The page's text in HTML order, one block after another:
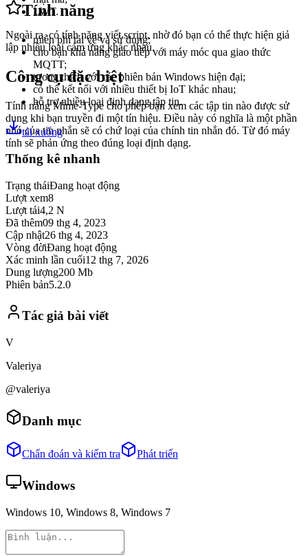
LWT.
Ngoài ra, có tính năng viết script, nhờ đó bạn có thể thực hiện giả
lập nhiều loại cảm ứng khác nhau.
Công cụ đặc biệt
Tính năng Mime-Type cho phép bạn xem các tập tin nào được sử
dụng khi bạn truyền đi một tín hiệu. Điều này có nghĩa là một phần
nhỏ của tin nhắn sẽ có chứ loại của chính tin nhắn đó. Từ đó máy
tính sẽ phản ứng theo đúng loại định dạng.
Tính năng
miễn phí tải về và sử dụng;
cho bạn khả năng giao tiếp với máy móc qua giao thức
MQTT;
tương thích với các phiên bản Windows hiện đại;
có thể kết nối với nhiều thiết bị IoT khác nhau;
hỗ trợ nhiều loại định dạng tập tin.
tải xuống
Thống kê nhanh
Trạng tháiĐang hoạt động
Lượt xem8
Lượt tải4,2 N
Đã thêm09 thg 4, 2023
Cập nhật26 thg 4, 2023
Vòng đờiĐang hoạt động
Xác minh lần cuối12 thg 7, 2026
Dung lượng200 Mb
Phiên bản5.2.0
Tác giả bài viết
V
Valeriya
@valeriya
Danh mục
Chẩn đoán và kiểm tra Phát triển
Windows
Windows 10, Windows 8, Windows 7